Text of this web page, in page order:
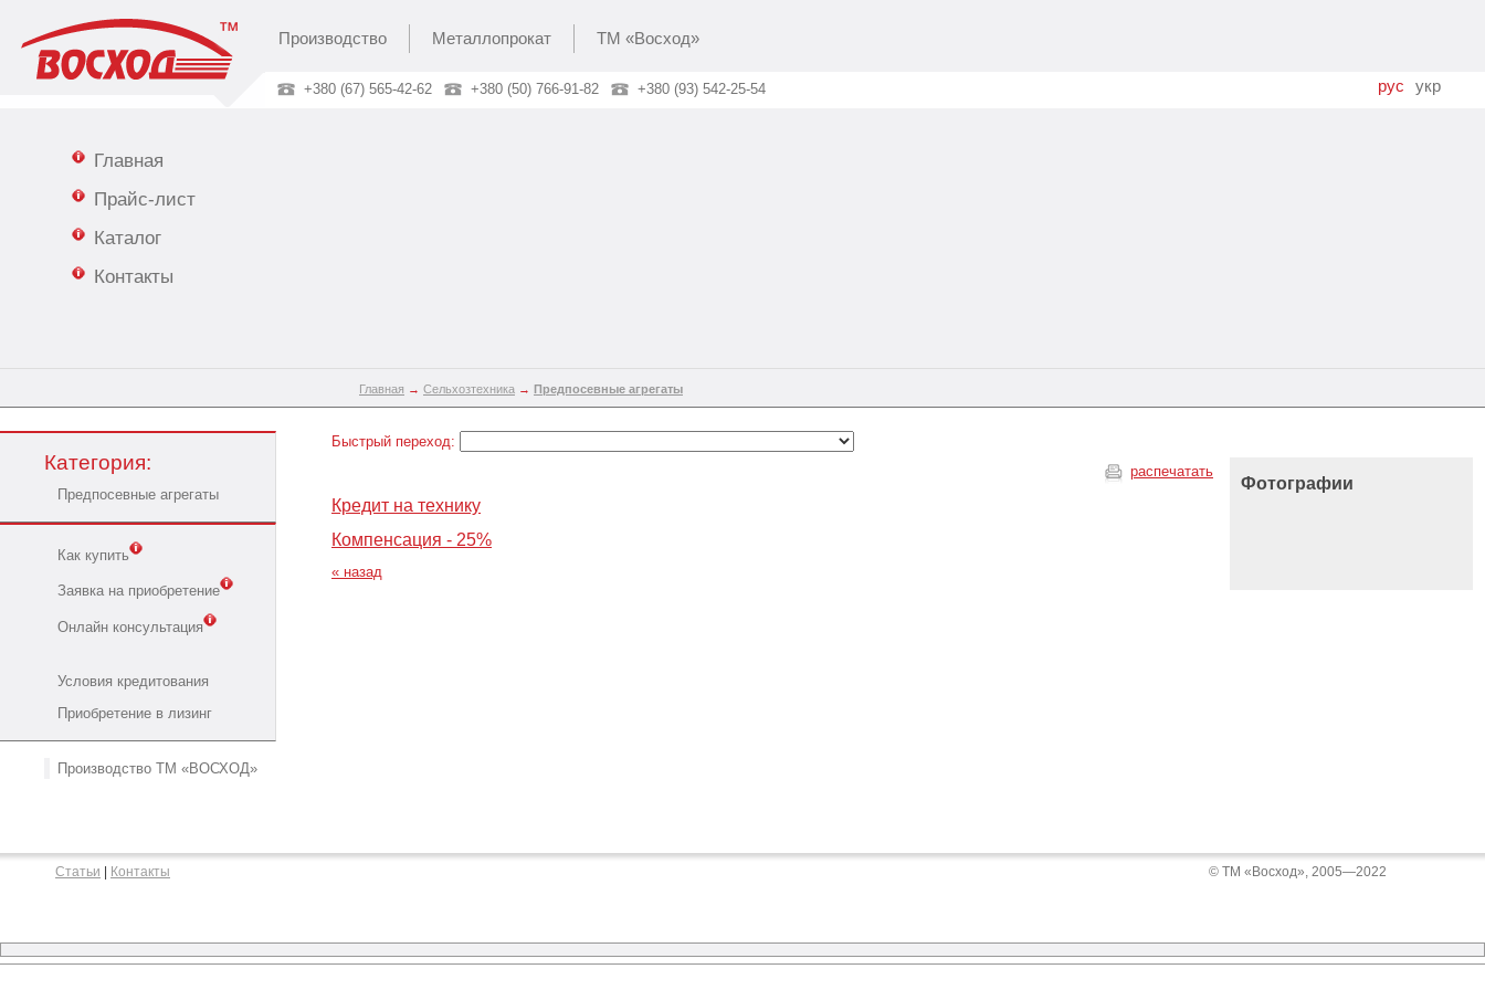
Производство Металлопрокат ТМ «Восход»
рус укр
+380 (67) 565-42-62 +380 (50) 766-91-82 +380 (93) 542-25-54
Главная
Прайс-лист
Каталог
Контакты
Главная → Сельхозтехника → Предпосевные агрегаты
Категория:
Предпосевные агрегаты
Как купить
Заявка на приобретение
Онлайн консультация
Условия кредитования
Приобретение в лизинг
Производство ТМ «ВОСХОД»
Быстрый переход:
распечатать
Кредит на технику
Компенсация - 25%
« назад
Фотографии
© ТМ «Восход», 2005—2022
Статьи Контакты